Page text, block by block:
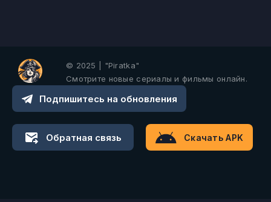
© 2025 | "Piratka"
Смотрите новые сериалы и фильмы онлайн.
Подпишитесь на обновления
Обратная связь Скачать APK